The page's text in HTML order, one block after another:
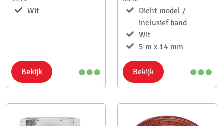
Wit
Bekijk
Dicht model /
inclusief band
Wit
5 m x 14 mm
Bekijk